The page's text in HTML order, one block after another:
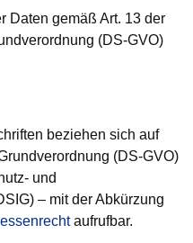
Daten gemäß Art. 13 der
(DS-GVO)
beziehen sich auf
(DS-GVO)
und
– mit der Abkürzung
neuen Fenster
aufrufbar.